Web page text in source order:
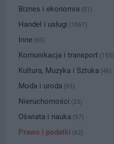
Biznes i ekonomia (81)
Handel i usługi (1067)
Inne (60)
Komunikacja i transport (155)
Kultura, Muzyka i Sztuka (46)
Moda i uroda (93)
Nieruchomości (23)
Oświata i nauka (97)
Prawo i podatki (62)